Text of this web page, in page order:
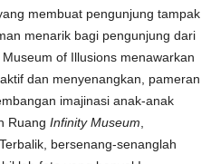
membuat pengunjung tampak
menarik bagi pengunjung dari
of Illusions menawarkan
dan menyenangkan, pameran
imajinasi anak-anak
Ruang Infinity Museum
bersenang-senanglah